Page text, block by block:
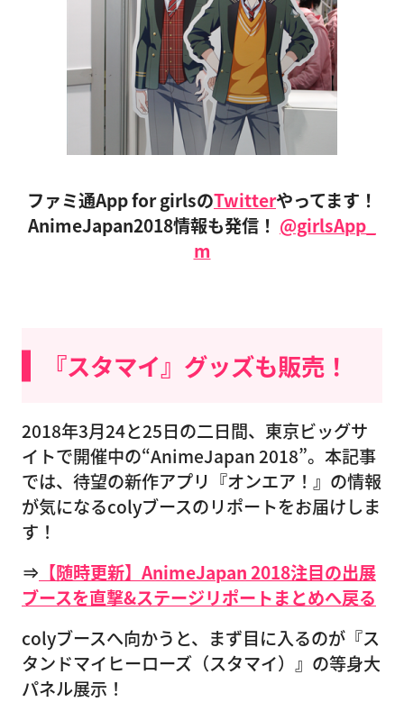
ファミ通App for girlsのTwitterやってます！
AnimeJapan2018情報も発信！ @girlsApp_
m
『スタマイ』グッズも販売！
2018年3月24と25日の二日間、東京ビッグサ
イトで開催中の“AnimeJapan 2018”。本記事
では、待望の新作アプリ『オンエア！』の情報
が気になるcolyブースのリポートをお届けしま
す！
⇒ 【随時更新】AnimeJapan 2018注目の出展
ブースを直撃&ステージリポートまとめへ戻る
colyブースへ向かうと、まず目に入るのが『ス
タンドマイヒーローズ（スタマイ）』の等身大
パネル展示！